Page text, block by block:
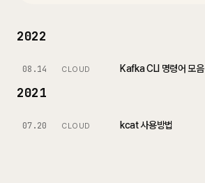
2022
08.14 CLOUD Kafka CLI 명령어 모음
2021
07.20 CLOUD kcat 사용방법